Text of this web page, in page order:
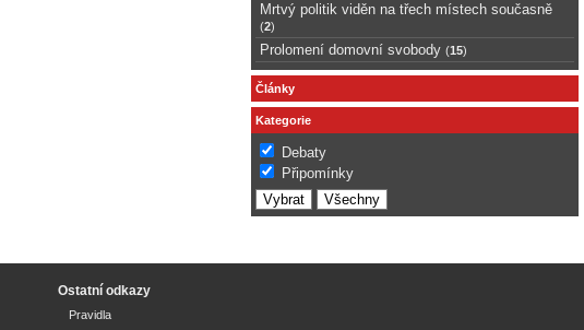
Mrtvý politik viděn na třech místech současně
(2)
Prolomení domovní svobody (15)
Články
Kategorie
Debaty
Připomínky
Ostatní odkazy
Pravidla